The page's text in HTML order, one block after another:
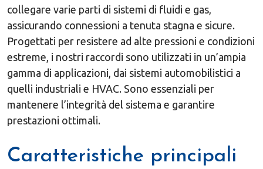
collegare varie parti di sistemi di fluidi e gas,
assicurando connessioni a tenuta stagna e sicure.
Progettati per resistere ad alte pressioni e condizioni
estreme, i nostri raccordi sono utilizzati in un’ampia
gamma di applicazioni, dai sistemi automobilistici a
quelli industriali e HVAC. Sono essenziali per
mantenere l’integrità del sistema e garantire
prestazioni ottimali.
Caratteristiche principali